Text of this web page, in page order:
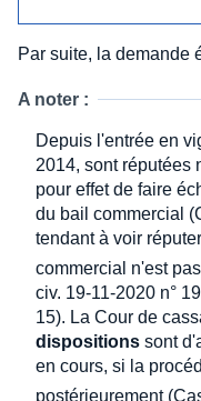
Par suite, la demande
A noter :
Depuis l'entrée en
2014, sont réputées
pour effet de faire
du bail commercial
tendant à voir
commercial n'est
civ. 19-11-2020 n°
15). La Cour de
dispositions sont
en cours, si la
postérieurement